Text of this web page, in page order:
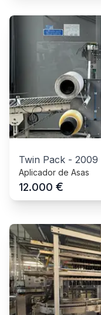
Twin Pack - 2009
Aplicador de Asas
12.000 €